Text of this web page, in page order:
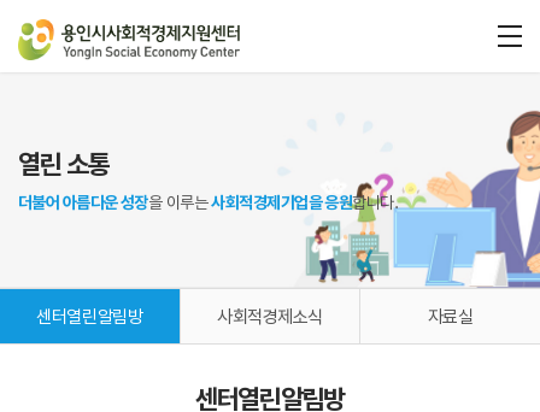
열린 소통
더불어 아름다운 성장을 이루는사회적경제기업을 응원합니다.
센터열린알림방 사회적경제소식 자료실
센터열린알림방